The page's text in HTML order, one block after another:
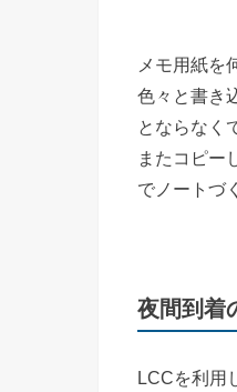
メモ用紙を
色々と書き
とならなく
またコピー
でノートづ
夜間到着
LCCを利用